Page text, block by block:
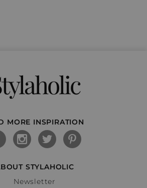
MORE INSPIRATION
STYLAHOLIC
Newsletter